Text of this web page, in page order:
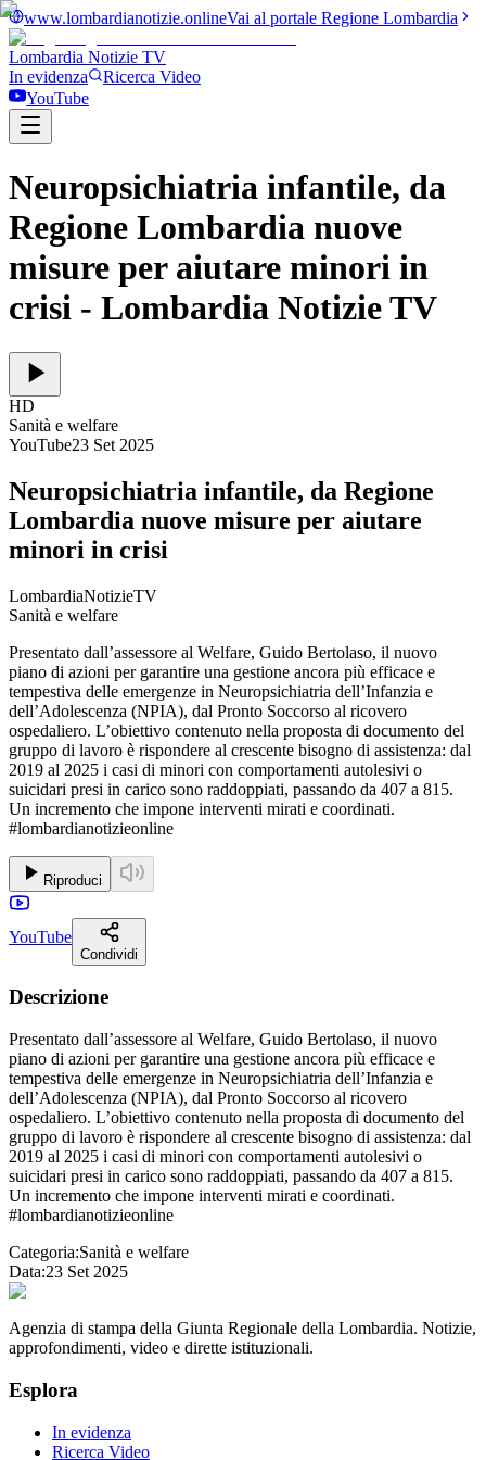
www.lombardianotizie.onlineVai al portale Regione Lombardia
Lombardia Notizie TV
In evidenza
Ricerca Video
YouTube
Neuropsichiatria infantile, da
Regione Lombardia nuove
misure per aiutare minori in
crisi - Lombardia Notizie TV
HD
Sanità e welfare
YouTube23 Set 2025
Neuropsichiatria infantile, da Regione
Lombardia nuove misure per aiutare
minori in crisi
LombardiaNotizieTV
Sanità e welfare
Presentato dall’assessore al Welfare, Guido Bertolaso, il nuovo
piano di azioni per garantire una gestione ancora più efficace e
tempestiva delle emergenze in Neuropsichiatria dell’Infanzia e
dell’Adolescenza (NPIA), dal Pronto Soccorso al ricovero
ospedaliero. L’obiettivo contenuto nella proposta di documento del
gruppo di lavoro è rispondere al crescente bisogno di assistenza: dal
2019 al 2025 i casi di minori con comportamenti autolesivi o
suicidari presi in carico sono raddoppiati, passando da 407 a 815.
Un incremento che impone interventi mirati e coordinati.
#lombardianotizieonline
Riproduci
YouTube
Condividi
Descrizione
Presentato dall’assessore al Welfare, Guido Bertolaso, il nuovo
piano di azioni per garantire una gestione ancora più efficace e
tempestiva delle emergenze in Neuropsichiatria dell’Infanzia e
dell’Adolescenza (NPIA), dal Pronto Soccorso al ricovero
ospedaliero. L’obiettivo contenuto nella proposta di documento del
gruppo di lavoro è rispondere al crescente bisogno di assistenza: dal
2019 al 2025 i casi di minori con comportamenti autolesivi o
suicidari presi in carico sono raddoppiati, passando da 407 a 815.
Un incremento che impone interventi mirati e coordinati.
#lombardianotizieonline
Categoria:Sanità e welfare
Data:23 Set 2025
Agenzia di stampa della Giunta Regionale della Lombardia. Notizie,
approfondimenti, video e dirette istituzionali.
Esplora
In evidenza
Ricerca Video